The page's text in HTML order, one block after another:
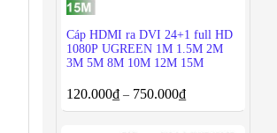
Cáp HDMI ra DVI 24+1 full HD
1080P UGREEN 1M 1.5M 2M
3M 5M 8M 10M 12M 15M
120.000₫ – 750.000₫